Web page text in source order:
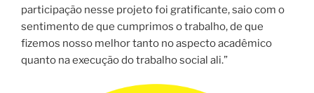
participação nesse projeto foi gratificante, saio com o
sentimento de que cumprimos o trabalho, de que
fizemos nosso melhor tanto no aspecto acadêmico
quanto na execução do trabalho social ali.”